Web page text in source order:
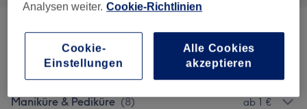
Massagen (6) ab 64 €
Nagelmodellagen (7) ab 45 €
Maniküre & Pediküre (8) ab 1 €
Analysen weiter. Cookie-Richtlinien
Cookie-
Einstellungen
Alle Cookies
akzeptieren